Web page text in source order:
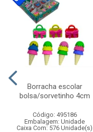
Borracha escolar
bolsa/sorvetinho 4cm
Código: 495186
Embalagem: Unidade
Caixa Com: 576 Unidade(s)